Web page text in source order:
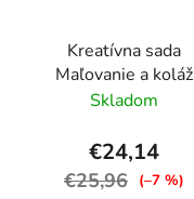
Kreatívna sada
Maľovanie a koláž
Skladom
€24,14
€25,96 (–7 %)